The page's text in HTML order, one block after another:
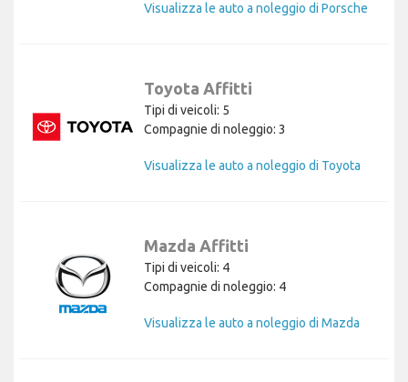
Visualizza le auto a noleggio di Porsche
Toyota Affitti
Tipi di veicoli: 5
Compagnie di noleggio: 3
Visualizza le auto a noleggio di Toyota
Mazda Affitti
Tipi di veicoli: 4
Compagnie di noleggio: 4
Visualizza le auto a noleggio di Mazda